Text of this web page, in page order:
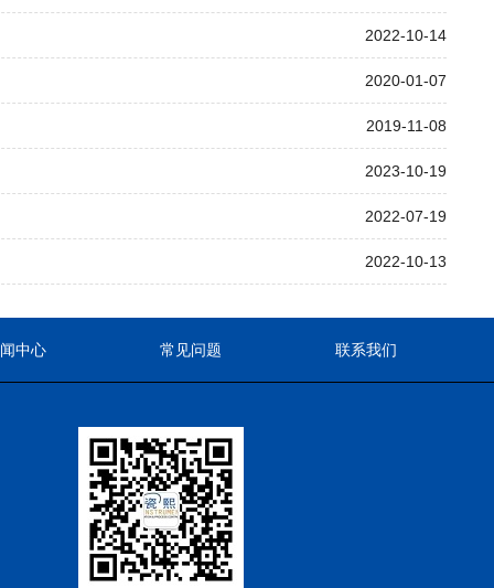
2022-10-14
2020-01-07
2019-11-08
2023-10-19
2022-07-19
2022-10-13
中心 常见问题 联系我们